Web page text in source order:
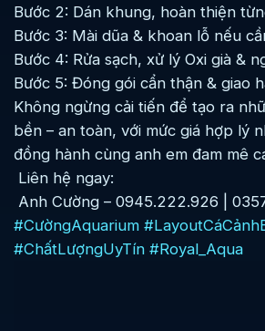
Bước 2: Dán khung, hoàn thiện
Bước 3: Mài dũa & khoan lỗ nếu
Bước 4: Rửa sạch, xử lý Oxi già &
Bước 5: Đóng gói cẩn thận & giao
Không ngừng cải tiến để tạo ra
bền – an toàn, với mức giá hợp lý
đồng hành cùng anh em đam mê
Liên hệ ngay:
Anh Cường – 0945.222.926 |
#CườngAquarium
#ChấtLượngUyTín #Royal_Aqua